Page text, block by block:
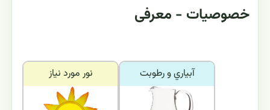
خصوصیات - معرفی
نور مورد نياز آبياري و رطوبت